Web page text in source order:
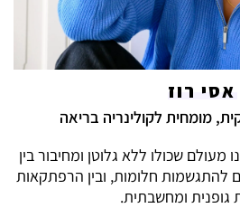
אסי רוז
מומחית לקולינריה בריאה
מעולם שכולו ללא גלוטן ומחיבור בין
להתגשמות חלומות, ובין הרפתקאות
גופנית ומחשבתית.